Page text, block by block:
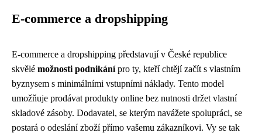
E-commerce a dropshipping
E-commerce a dropshipping představují v České republice
skvělé možnosti podnikánípro ty, kteří chtějí začít s vlastním
byznysem s minimálními vstupními náklady. Tento model
umožňuje prodávat produkty online bez nutnosti držet vlastní
skladové zásoby. Dodavatel, se kterým navážete spolupráci, se
postará o odeslání zboží přímo vašemu zákazníkovi. Vy se tak